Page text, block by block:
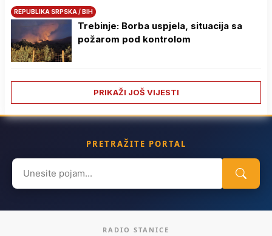
REPUBLIKA SRPSKA / BIH
Trebinje: Borba uspjela, situacija sa
požarom pod kontrolom
PRIKAŽI JOŠ VIJESTI
PRETRAŽITE PORTAL
Search
for:
RADIO STANICE